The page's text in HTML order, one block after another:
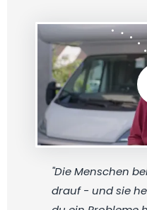
"Die Menschen
drauf - und sie